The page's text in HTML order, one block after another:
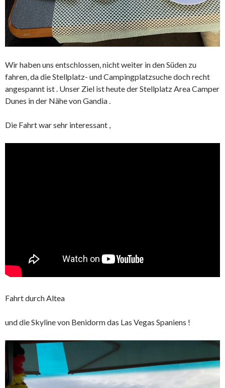
Wir haben uns entschlossen, nicht weiter in den Süden zu
fahren, da die Stellplatz- und Campingplatzsuche doch recht
angespannt ist . Unser Ziel ist heute der Stellplatz Area Camper
Dunes in der Nähe von Gandia .
Die Fahrt war sehr interessant ,
Fahrt durch Altea
und die Skyline von Benidorm das Las Vegas Spaniens !